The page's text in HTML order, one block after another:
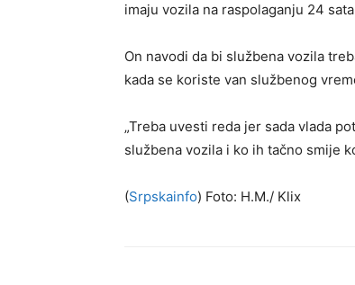
imaju vozila na raspolaganju 24
On navodi da bi službena vozila
kada se koriste van službenog
„Treba uvesti reda jer sada vlada
službena vozila i ko ih tačno smije
(Srpskainfo) Foto: H.M./ Klix